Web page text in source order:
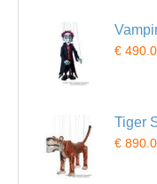
€
Tiger
€